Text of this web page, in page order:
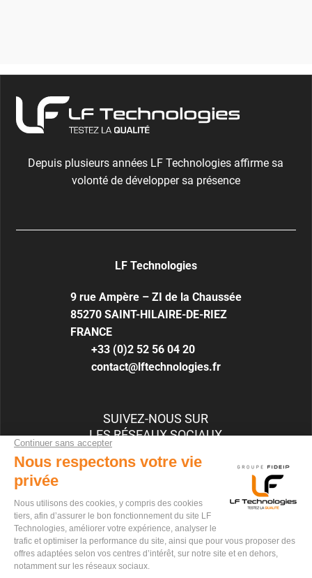
(RTS)
Depuis plusieurs années LF Technologies affirme sa
volonté de développer sa présence
LF Technologies
9 rue Ampère – ZI de la Chaussée
85270 SAINT-HILAIRE-DE-RIEZ
FRANCE
+33 (0)2 52 56 04 20
contact@lftechnologies.fr
SUIVEZ-NOUS SUR
LES RÉSEAUX SOCIAUX
RECRUTEMENT